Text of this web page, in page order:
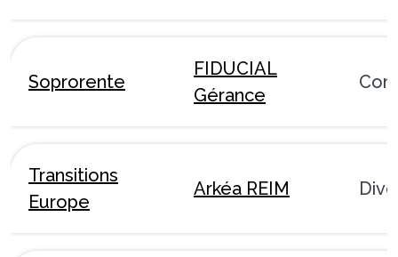
Soprorente
FIDUCIAL
Gérance
Transitions
Europe
Arkéa REIM